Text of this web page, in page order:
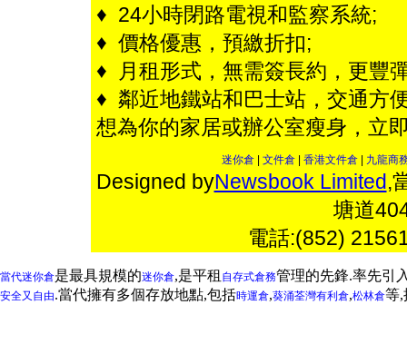
♦ 24小時閉路電視和監察系統;
♦ 價格優惠，預繳折扣;
♦ 月租形式，無需簽長約，更豐
♦ 鄰近地鐵站和巴士站，交通方
想為你的家居或辦公室瘦身，立
迷你倉 文件倉 香港文件倉 九龍商
Designed byNewsbook Limited,
塘道
電話:(852)
當代迷你倉是最具規模的迷你倉,是平租 自存式倉務管理的先鋒.率先引
安全又自由.當代擁有多個存放地點,包括時運倉,葵涌荃灣有利倉,松林倉等,